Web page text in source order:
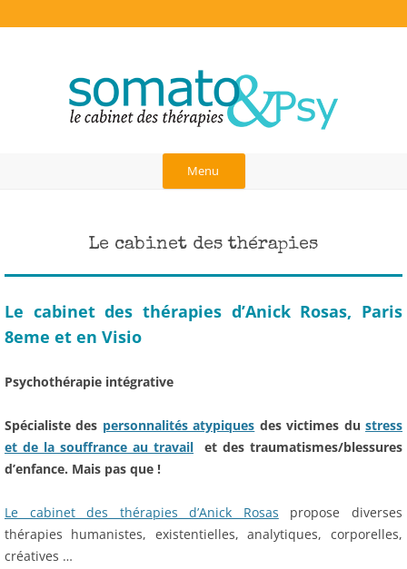
Anick Rosas, Cabinet des thérapies à
Paris
blessure d'abandon, dépendance affective, liens d'attachement,
neurosciences, communication dans le couple, art-thérapie,
psychothérapie corporelle et analytique, psychogénéalogie, gestalt
Menu
Aller
contenu
Le cabinet des thérapies
Le cabinet des thérapies d’Anick Rosas, Paris
8eme et en Visio
Psychothérapie intégrative
Spécialiste des personnalités atypiques des victimes dustress
et de la souffrance au travail et des traumatismes/blessures
d’enfance. Mais pas que !
Le cabinet des thérapies d’Anick Rosas propose diverses
thérapies humanistes, existentielles, analytiques, corporelles,
créatives …